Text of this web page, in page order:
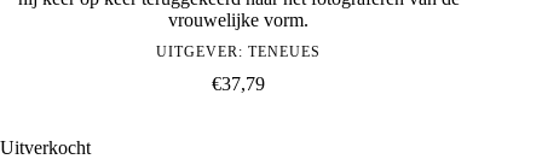
vrouwelijke vorm.
UITGEVER:TENEUES
€37,79
Uitverkocht